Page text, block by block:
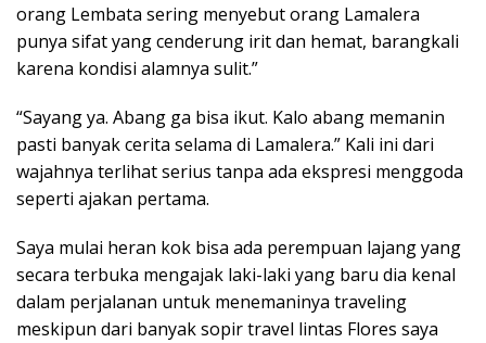
orang Lembata sering menyebut orang Lamalera
punya sifat yang cenderung irit dan hemat, barangkali
karena kondisi alamnya sulit.”
“Sayang ya. Abang ga bisa ikut. Kalo abang memanin
pasti banyak cerita selama di Lamalera.” Kali ini dari
wajahnya terlihat serius tanpa ada ekspresi menggoda
seperti ajakan pertama.
Saya mulai heran kok bisa ada perempuan lajang yang
secara terbuka mengajak laki-laki yang baru dia kenal
dalam perjalanan untuk menemaninya traveling
meskipun dari banyak sopir travel lintas Flores saya